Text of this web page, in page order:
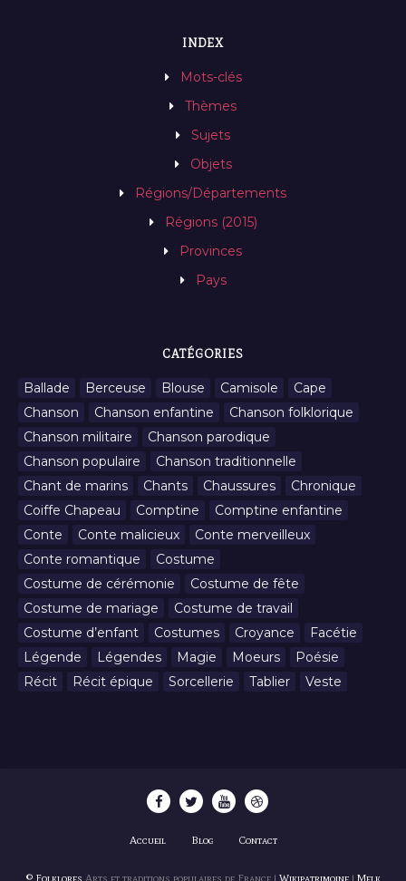
INDEX
Mots-clés
Thèmes
Sujets
Objets
Régions/Départements
Régions (2015)
Provinces
Pays
CATÉGORIES
Ballade Berceuse Blouse Camisole
Cape
Chanson
Chanson enfantine
Chanson folklorique
Chanson militaire
Chanson parodique
Chanson populaire
Chanson traditionnelle
Chant de marins
Chants Chaussures
Chronique
Coiffe Chapeau
Comptine
Comptine enfantine
Conte
Conte malicieux
Conte merveilleux
Conte romantique
Costume
Costume de cérémonie
Costume de fête
Costume de mariage
Costume de travail
Costume d’enfant
Costumes Croyance
Facétie
Légende
Légendes Magie Moeurs
Poésie
Récit
Récit épique Sorcellerie Tablier Veste
Accueil Blog Contact
© Folklores Arts et traditions populaires de France | Wikipatrimoine| Melk